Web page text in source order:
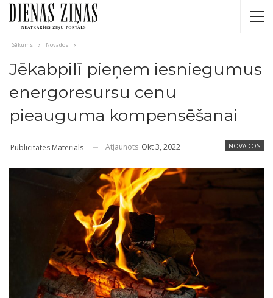
Sākums Novados
Jēkabpilī pieņem iesniegumus
energoresursu cenu
pieauguma kompensēšanai
NOVADOS
Publicitātes Materiāls Atjaunots Okt 3, 2022